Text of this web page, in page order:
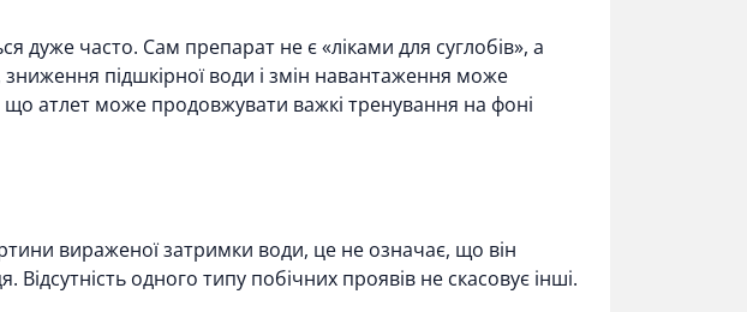
дуже часто. Сам препарат не є «ліками для суглобів», а
зниження підшкірної води і змін навантаження може
атлет може продовжувати важкі тренування на фоні
вираженої затримки води, це не означає, що він
одного типу побічних проявів не скасовує інші.